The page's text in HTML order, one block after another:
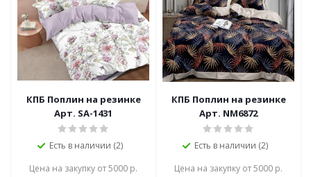
КПБ Поплин на резинке
Арт. SA-1431
Есть в наличии (2)
Цена на закупку от 5000 р.
КПБ Поплин на резинке
Арт. NM6872
Есть в наличии (2)
Цена на закупку от 5000 р.